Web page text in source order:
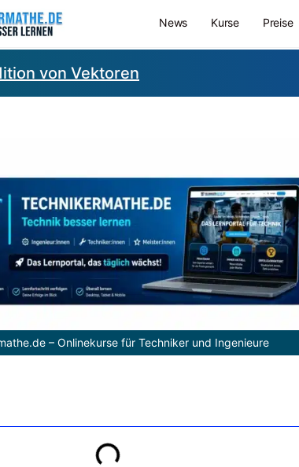
News Kurse Preise
von Vektoren
– Onlinekurse für Techniker und Ingenieure